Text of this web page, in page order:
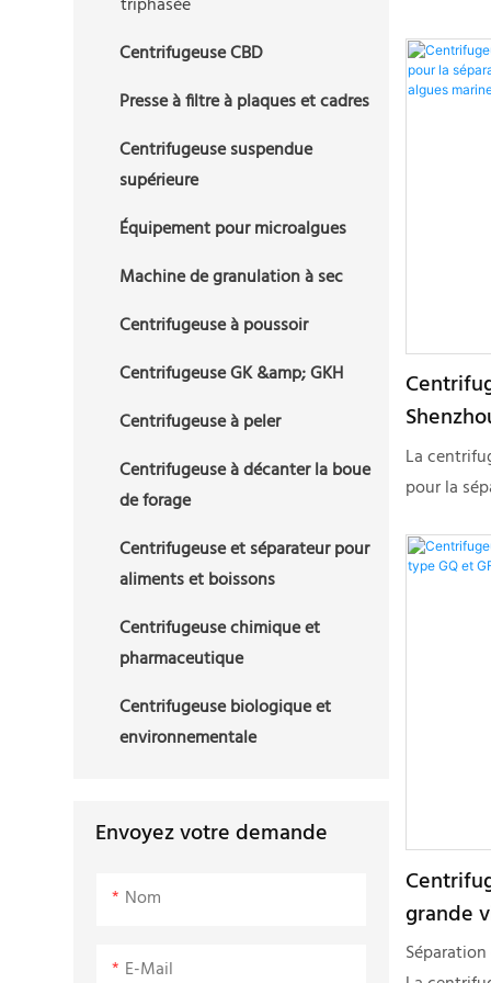
Centrifugeuse CBD
Presse à filtre à plaques et cadres
Centrifugeuse suspendue
supérieure
Équipement pour microalgues
Machine de granulation à sec
Centrifugeuse à poussoir
Centrifugeuse GK &amp; GKH
Centrifugeuse à peler
Centrifugeuse à décanter la boue
de forage
Centrifugeuse et séparateur pour
aliments et boissons
Centrifugeuse chimique et
pharmaceutique
Centrifugeuse biologique et
environnementale
Envoyez votre demande
Nom
E-Mail
Nous
des
Depuis
produits
laitiers, de
et
pétrole,
matériaux
différence
et des
La
pour la
similaires
grande